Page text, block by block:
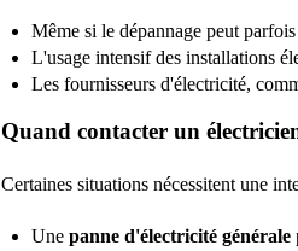
Même si le dépannage peut
L'usage intensif des installations
Les fournisseurs d'électricité,
Quand contacter un
Certaines situations nécessitent une
Une panne d'électricité générale